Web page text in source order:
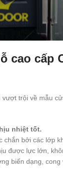
cao cấp
trội về mẫu
nhiệt tốt.
chắn bởi các lớp
được lực lớn,
biến dạng,